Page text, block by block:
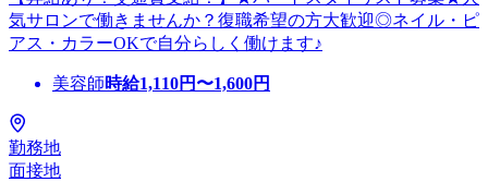
気サロンで働きませんか？復職希望の方大歓迎◎ネイル・ピ
アス・カラーOKで自分らしく働けます♪
美容師時給1,110円〜1,600円
勤務地
面接地